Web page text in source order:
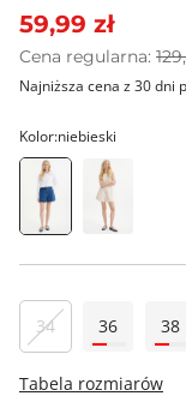
59,99 zł
Cena regularna:
Najniższa cena z 30 dni
Kolor:niebieski
34 36 38
Tabela rozmiarów